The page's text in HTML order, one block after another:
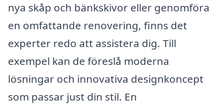
nya skåp och bänkskivor eller genomföra
en omfattande renovering, finns det
experter redo att assistera dig. Till
exempel kan de föreslå moderna
lösningar och innovativa designkoncept
som passar just din stil. En